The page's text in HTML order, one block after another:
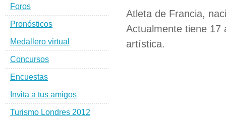
Atleta de Francia,
Actualmente tiene 17
artística.
Foros
Pronósticos
Medallero virtual
Concursos
Encuestas
Invita a tus amigos
Turismo Londres 2012